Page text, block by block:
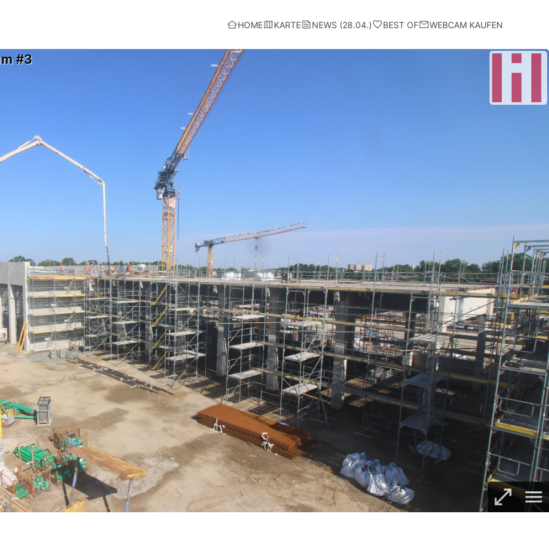
HOME KARTE NEWS (28.04.) BEST OF WEBCAM KAUFEN
#3